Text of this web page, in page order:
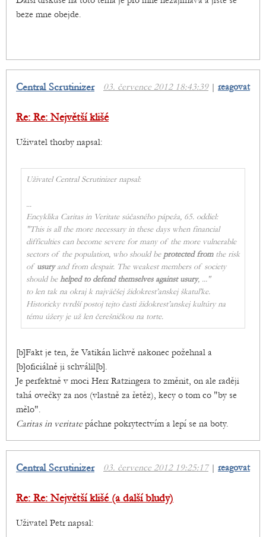
beze mne obejde.
03. července 2012 18:43:39| reagovat
Central Scrutinizer
Re: Re: Největší klišé
Uživatel thorby napsal:
Uživatel Central Scrutinizer napsal:
...
Encyklika Caritas in Veritate súčasného pápeža, 65. oddiel:
"This is all the more necessary in these days when financial
difficulties can become severe for many of the more vulnerable
sectors of the population, who should be protected fromthe risk
of usuryand from despair. The weakest members of society
should behelped to defend themselves against usury, ..."
to len tak na okraj k najväčšej židokresťanskej škatuľke.
Historicky tvrdší postoj tejto časti židokresťanskej kultúry na
tému úžery je už len čerešničkou na torte.
[b]Fakt je ten, že Vatikán lichvě nakonec požehnal a
[b]oficiálně ji schválil[b].
Je perfektně v moci Herr Ratzingera to změnit, on ale raději
tahá ovečky za nos (vlastně za řetěz), kecy o tom co "by se
mělo".
Caritas in veritatepáchne pokrytectvím a lepí se na boty.
03. července 2012 19:25:17| reagovat
Central Scrutinizer
Re: Re: Největší klišé (a další bludy)
Uživatel Petr napsal: